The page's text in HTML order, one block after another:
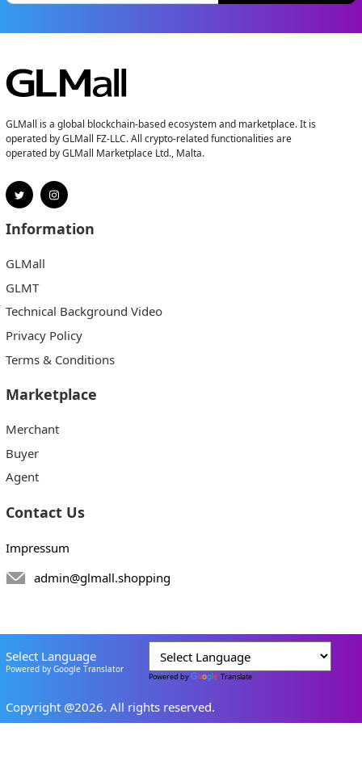
GLMall is a global blockchain-based ecosystem and marketplace. It is
operated by GLMall FZ-LLC. All crypto-related functionalities are
operated by GLMall Marketplace Ltd., Malta.
Information
GLMall
GLMT
Technical Background Video
Privacy Policy
Terms & Conditions
Marketplace
Merchant
Buyer
Agent
Contact Us
Impressum
admin@glmall.shopping
Select Language
Powered by Google Translator
Powered by Translate
Copyright @2026. All rights reserved.